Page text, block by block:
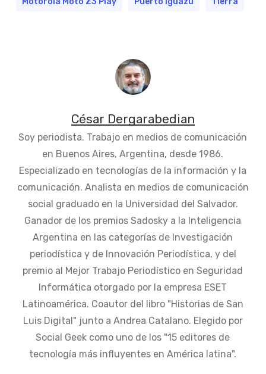
César Dergarabedian
Soy periodista. Trabajo en medios de comunicación
en Buenos Aires, Argentina, desde 1986.
Especializado en tecnologías de la información y la
comunicación. Analista en medios de comunicación
social graduado en la Universidad del Salvador.
Ganador de los premios Sadosky a la Inteligencia
Argentina en las categorías de Investigación
periodística y de Innovación Periodística, y del
premio al Mejor Trabajo Periodístico en Seguridad
Informática otorgado por la empresa ESET
Latinoamérica. Coautor del libro "Historias de San
Luis Digital" junto a Andrea Catalano. Elegido por
Social Geek como uno de los "15 editores de
tecnología más influyentes en América latina".